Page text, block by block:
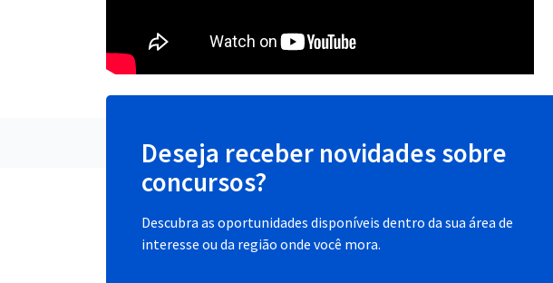
Deseja receber novidades sobre
concursos?
Descubra as oportunidades disponíveis dentro da sua área de
interesse ou da região onde você mora.